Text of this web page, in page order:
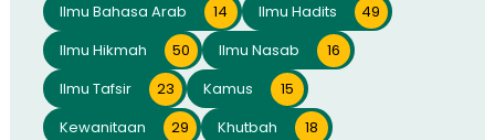
Ilmu Bahasa Arab
14 Ilmu Hadits
49
Ilmu Hikmah
50 Ilmu Nasab
16
Ilmu Tafsir
23 Kamus
15
Kewanitaan
29 Khutbah
18